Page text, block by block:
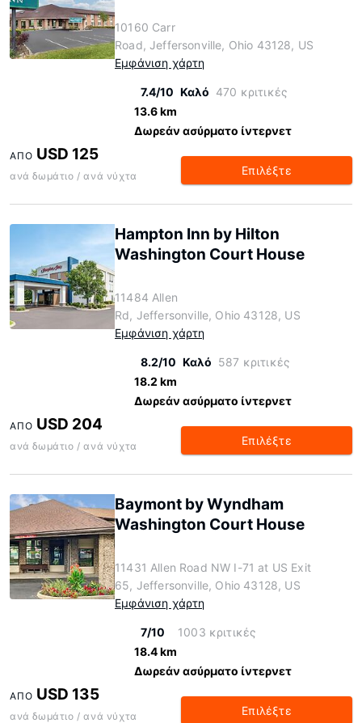
10160 Carr
Road, Jeffersonville, Ohio 43128, US
Εμφάνιση χάρτη
7.4/10 Καλό 470 κριτικές
13.6 km
Δωρεάν ασύρματο ίντερνετ
ΑΠΌ USD 125
ανά δωμάτιο / ανά νύχτα Επιλέξτε
Hampton Inn by Hilton
Washington Court House
11484 Allen
Rd, Jeffersonville, Ohio 43128, US
Εμφάνιση χάρτη
8.2/10 Καλό 587 κριτικές
18.2 km
Δωρεάν ασύρματο ίντερνετ
ΑΠΌ USD 204
ανά δωμάτιο / ανά νύχτα Επιλέξτε
Baymont by Wyndham
Washington Court House
11431 Allen Road NW I-71 at US Exit
65, Jeffersonville, Ohio 43128, US
Εμφάνιση χάρτη
7/10
1003 κριτικές
18.4 km
Δωρεάν ασύρματο ίντερνετ
ΑΠΌ USD 135
ανά δωμάτιο / ανά νύχτα Επιλέξτε